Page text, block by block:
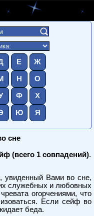
Е Ж
Н О
Ф Х
Ю Я
сне
(всего 1 совпадений).
увиденный Вами во сне,
служебных и любовных
огорчениями, что
Если сейф во
беда.